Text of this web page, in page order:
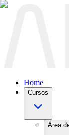
Home
Cursos
Área